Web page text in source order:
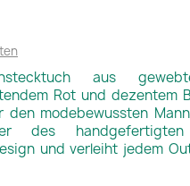
aus
Rot und dezentem
modebewussten
des handgefertigten
und verleiht jedem